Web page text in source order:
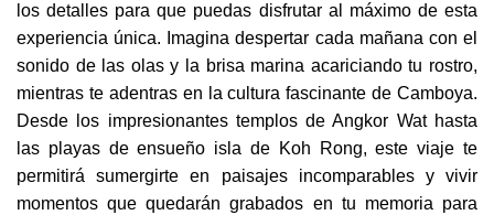
los detalles para que puedas disfrutar al máximo de esta
experiencia única. Imagina despertar cada mañana con el
sonido de las olas y la brisa marina acariciando tu rostro,
mientras te adentras en la cultura fascinante de Camboya.
Desde los impresionantes templos de Angkor Wat hasta
las playas de ensueño isla de Koh Rong, este viaje te
permitirá sumergirte en paisajes incomparables y vivir
momentos que quedarán grabados en tu memoria para